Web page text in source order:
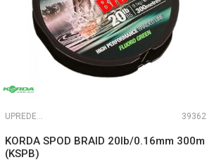
UPREDENE STRUNE 39362
KORDA SPOD BRAID 20lb/0.16mm 300m
(KSPB)